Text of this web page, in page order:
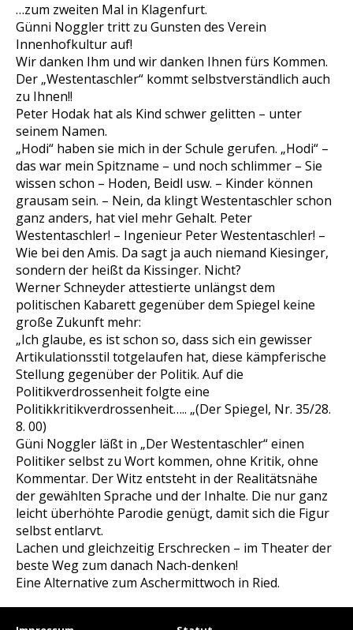
…zum zweiten Mal in Klagenfurt.
Günni Noggler tritt zu Gunsten des Verein
Innenhofkultur auf!
Wir danken Ihm und wir danken Ihnen fürs Kommen.
Der „Westentaschler“ kommt selbstverständlich auch
zu Ihnen!!
Peter Hodak hat als Kind schwer gelitten – unter
seinem Namen.
„Hodi“ haben sie mich in der Schule gerufen. „Hodi“ –
das war mein Spitzname – und noch schlimmer – Sie
wissen schon – Hoden, Beidl usw. – Kinder können
grausam sein. – Nein, da klingt Westentaschler schon
ganz anders, hat viel mehr Gehalt. Peter
Westentaschler! – Ingenieur Peter Westentaschler! –
Wie bei den Amis. Da sagt ja auch niemand Kiesinger,
sondern der heißt da Kissinger. Nicht?
Werner Schneyder attestierte unlängst dem
politischen Kabarett gegenüber dem Spiegel keine
große Zukunft mehr:
„Ich glaube, es ist schon so, dass sich ein gewisser
Artikulationsstil totgelaufen hat, diese kämpferische
Stellung gegenüber der Politik. Auf die
Politikverdrossenheit folgte eine
Politikkritikverdrossenheit….. „(Der Spiegel, Nr. 35/28.
8. 00)
Güni Noggler läßt in „Der Westentaschler“ einen
Politiker selbst zu Wort kommen, ohne Kritik, ohne
Kommentar. Der Witz entsteht in der Realitätsnähe
der gewählten Sprache und der Inhalte. Die nur ganz
leicht überhöhte Parodie genügt, damit sich die Figur
selbst entlarvt.
Lachen und gleichzeitig Erschrecken – im Theater der
beste Weg zum danach Nach-denken!
Eine Alternative zum Aschermittwoch in Ried.